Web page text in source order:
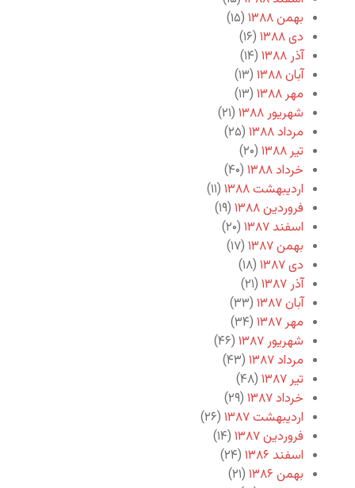
بهمن ۱۳۸۸
(۱۵)
دی ۱۳۸۸
(۱۶)
آذر ۱۳۸۸
(۱۴)
آبان ۱۳۸۸
(۱۳)
مهر ۱۳۸۸
(۱۳)
شهریور ۱۳۸۸
(۲۱)
مرداد ۱۳۸۸
(۲۵)
تیر ۱۳۸۸
(۲۰)
خرداد ۱۳۸۸
(۴۰)
اردیبهشت ۱۳۸۸
(۱۱)
فروردین ۱۳۸۸
(۱۹)
اسفند ۱۳۸۷
(۲۰)
بهمن ۱۳۸۷
(۱۷)
دی ۱۳۸۷
(۱۸)
آذر ۱۳۸۷
(۲۱)
آبان ۱۳۸۷
(۳۳)
مهر ۱۳۸۷
(۳۴)
شهریور ۱۳۸۷
(۴۶)
مرداد ۱۳۸۷
(۴۳)
تیر ۱۳۸۷
(۴۸)
خرداد ۱۳۸۷
(۲۹)
اردیبهشت ۱۳۸۷
(۲۶)
فروردین ۱۳۸۷
(۱۴)
اسفند ۱۳۸۶
(۲۴)
بهمن ۱۳۸۶
(۲۱)